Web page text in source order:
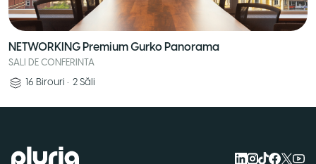
NETWORKING Premium Gurko Panorama
SALI DE CONFERINTA
16 Birouri • 2 Săli
Logo Pluria